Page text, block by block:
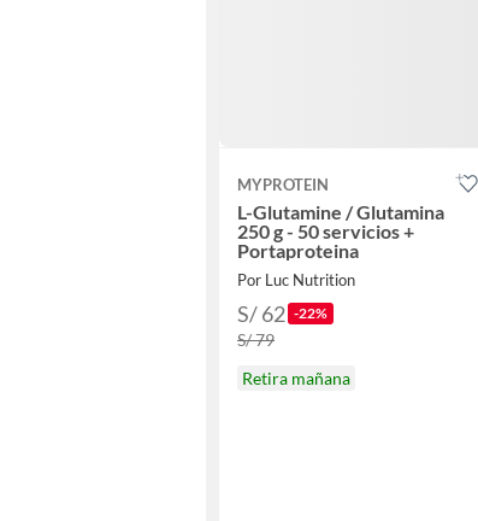
MYPROTEIN
L-Glutamine / Glutamina
250 g - 50 servicios +
Portaproteina
Por Luc Nutrition
S/ 62 -22%
S/ 79
Retira mañana